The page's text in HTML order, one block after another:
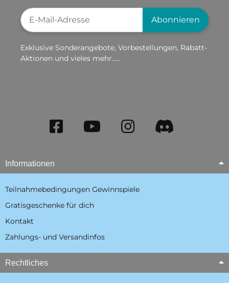
Newsletter-Registrierung
Abonnieren
Exklusive Sonderangebote, Vorbestellungen, Rabatt-
Aktionen und vieles mehr.....
Informationen
Teilnahmebedingungen Gewinnspiele
Gratisgeschenke für dich
Kontakt
Zahlungs- und Versandinfos
Rechtliches